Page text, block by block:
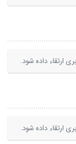
ارتقاء داده شود.
ارتقاء داده شود.